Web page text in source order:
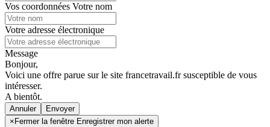
Vos coordonnées Votre nom
Votre adresse électronique
Message
Bonjour,
Voici une offre parue sur le site francetravail.fr susceptible de vous
intéresser.
A bientôt.
Annuler
× Fermer la fenêtre Enregistrer mon alerte